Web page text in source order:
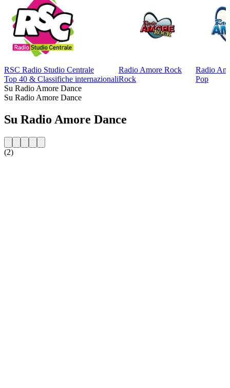
RSC Radio Studio Centrale
Top 40 & Classifiche internazionali
Radio Amore Rock
Rock
Radio
Pop
Su Radio Amore Dance
Su Radio Amore Dance
Su Radio Amore Dance
(2)